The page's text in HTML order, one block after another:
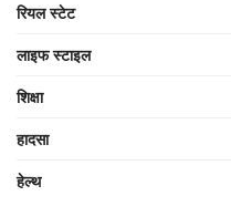
रियल स्टेट
लाइफ स्टाइल
शिक्षा
हादसा
हेल्थ